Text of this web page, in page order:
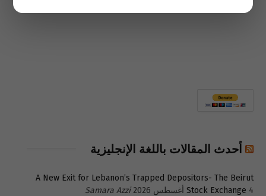
أحدث المقالات باللغة الإنجليزية
A New Exit for Lebanon’s Trapped Depositors- The Beirut
Stock Exchange 4 أغسطس 2026
Samara Azzi